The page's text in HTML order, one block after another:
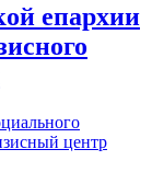
епархии
центр